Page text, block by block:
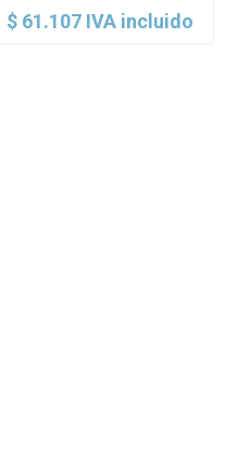
$ 61.107 IVA incluido